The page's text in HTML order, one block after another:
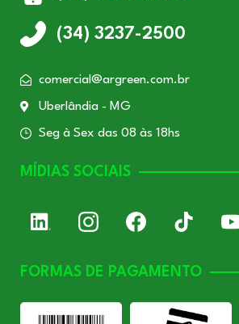
(34) 3237-2500
comercial@argreen.com.br
Uberlândia - MG
Seg à Sex das 08 às 18hs
MÍDIAS SOCIAIS
FORMAS DE PAGAMENTO